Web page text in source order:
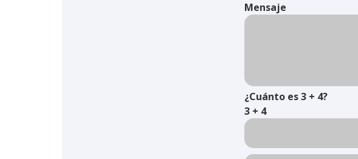
Mensaje
¿Cuánto es 3 + 4?
3 + 4